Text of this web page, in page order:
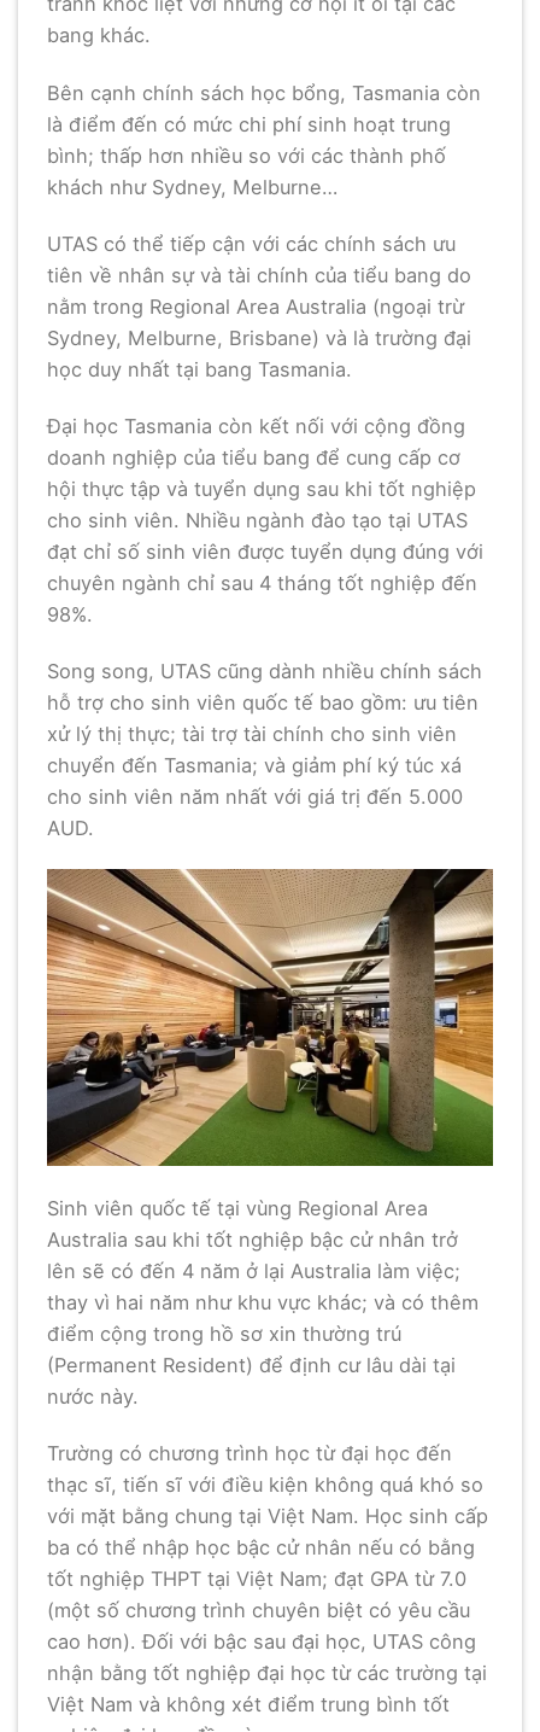
bang khác.
Bên cạnh chính sách học bổng, Tasmania còn
là điểm đến có mức chi phí sinh hoạt trung
bình; thấp hơn nhiều so với các thành phố
khách như Sydney, Melburne…
UTAS có thể tiếp cận với các chính sách ưu
tiên về nhân sự và tài chính của tiểu bang do
nằm trong Regional Area Australia (ngoại trừ
Sydney, Melburne, Brisbane) và là trường đại
học duy nhất tại bang Tasmania.
Đại học Tasmania còn kết nối với cộng đồng
doanh nghiệp của tiểu bang để cung cấp cơ
hội thực tập và tuyển dụng sau khi tốt nghiệp
cho sinh viên. Nhiều ngành đào tạo tại UTAS
đạt chỉ số sinh viên được tuyển dụng đúng với
chuyên ngành chỉ sau 4 tháng tốt nghiệp đến
98%.
Song song, UTAS cũng dành nhiều chính sách
hỗ trợ cho sinh viên quốc tế bao gồm: ưu tiên
xử lý thị thực; tài trợ tài chính cho sinh viên
chuyển đến Tasmania; và giảm phí ký túc xá
cho sinh viên năm nhất với giá trị đến 5.000
AUD.
Sinh viên quốc tế tại vùng Regional Area
Australia sau khi tốt nghiệp bậc cử nhân trở
lên sẽ có đến 4 năm ở lại Australia làm việc;
thay vì hai năm như khu vực khác; và có thêm
điểm cộng trong hồ sơ xin thường trú
(Permanent Resident) để định cư lâu dài tại
nước này.
Trường có chương trình học từ đại học đến
thạc sĩ, tiến sĩ với điều kiện không quá khó so
với mặt bằng chung tại Việt Nam. Học sinh cấp
ba có thể nhập học bậc cử nhân nếu có bằng
tốt nghiệp THPT tại Việt Nam; đạt GPA từ 7.0
(một số chương trình chuyên biệt có yêu cầu
cao hơn). Đối với bậc sau đại học, UTAS công
nhận bằng tốt nghiệp đại học từ các trường tại
Việt Nam và không xét điểm trung bình tốt